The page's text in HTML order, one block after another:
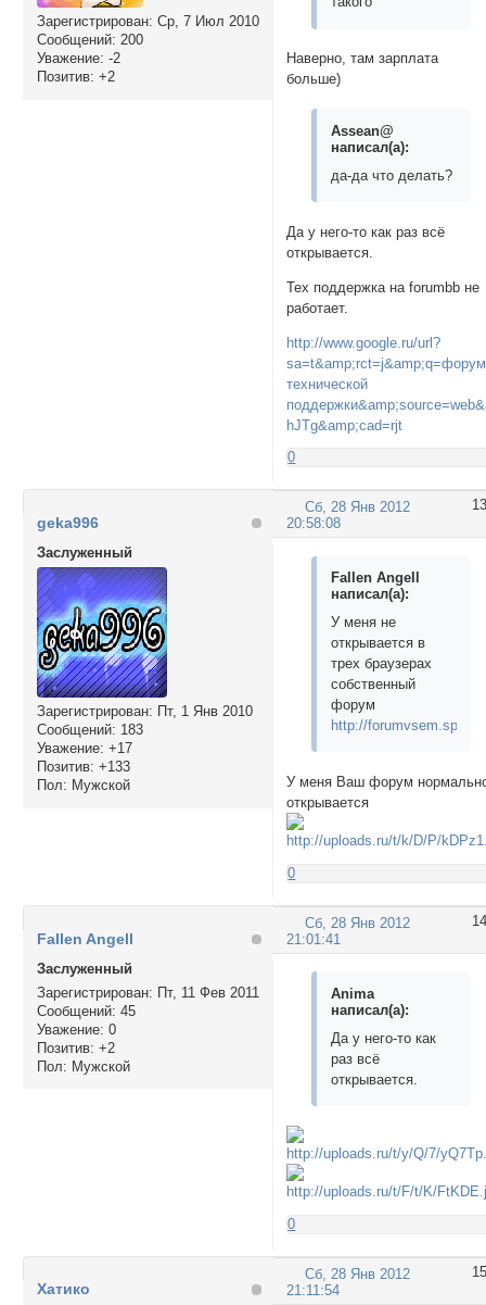
Зарегистрирован: Ср, 7 Июл 2010
Сообщений: 200
Уважение: -2
Позитив: +2
Наверно, там зарплата
больше)
Assean@
написал(а):
да-да что делать?
Да у него-то как раз всё
открывается.
Тех поддержка на forumbb не
работает.
http://www.google.ru/url?
sa=t&amp;rct=j&amp;q=форум
технической
hJTg&amp;cad=rjt
0
13
Сб, 28 Янв 2012
20:58:08
geka996
Заслуженный
Зарегистрирован: Пт, 1 Янв 2010
Сообщений: 183
Уважение: +17
Позитив: +133
Пол: Мужской
Fallen Angell
написал(а):
У меня не
открывается в
трех браузерах
собственный
форум
http://
У меня Ваш форум
открывается
0
14
Сб, 28 Янв 2012
21:01:41
Fallen Angell
Заслуженный
Зарегистрирован: Пт, 11 Фев 2011
Сообщений: 45
Уважение: 0
Позитив: +2
Пол: Мужской
Anima
написал(а):
Да у него-то как
раз всё
открывается.
0
15
Сб, 28 Янв 2012
21:11:54
Хатико